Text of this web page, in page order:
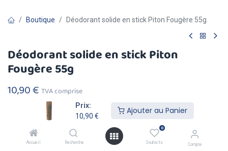
Prix:
10,90 €
Ajouter au Panier
Accueil Recherche
0
Souhaits Compte
Boutique Déodorant solide en stick Piton Fougère 55g
Déodorant solide en stick Piton
Fougère 55g
10,90€ TVA comprise
Acheter